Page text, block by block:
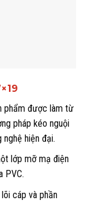
phẩm được làm từ
pháp kéo nguội
hiện đại.
lớp mỡ mạ điện
PVC.
cáp và phần